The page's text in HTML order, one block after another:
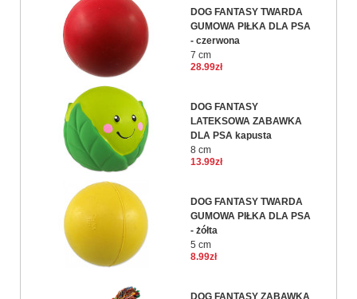
DOG FANTASY TWARDA
GUMOWA PIŁKA DLA PSA
- czerwona
7 cm
28.99zł
DOG FANTASY
LATEKSOWA ZABAWKA
DLA PSA kapusta
8 cm
13.99zł
DOG FANTASY TWARDA
GUMOWA PIŁKA DLA PSA
- żółta
5 cm
8.99zł
DOG FANTASY ZABAWKA